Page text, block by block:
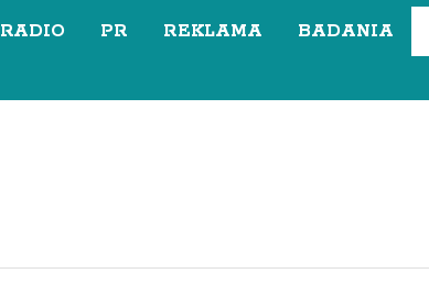
RADIO PR REKLAMA BADANIA